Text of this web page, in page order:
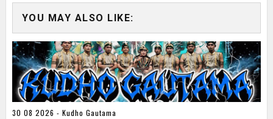
YOU MAY ALSO LIKE:
30 08 2026 - Kudho Gautama